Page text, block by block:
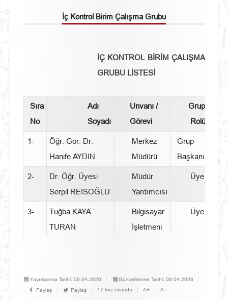
İç Kontrol Birim Çalışma Grubu
İÇ KONTROL BİRİM ÇALIŞMA
GRUBU LİSTESİ
Sıra
No
Adı
Soyadı
Unvanı /
Görevi
Gruptaki
Rolü
1-
Öğr. Gör. Dr.
Hanife AYDIN
Merkez
Müdürü
Grup
Başkanı
2-
Dr. Öğr. Üyesi
Serpil REİSOĞLU
Müdür
Yardımcısı
Üye
3-
Tuğba KAYA
TURAN
Bilgisayar
İşletmeni
Üye
Yayınlanma Tarihi: 09.04.2026 Güncellenme Tarihi: 09.04.2026
Paylaş
Paylaş 17 kez okundu A+ A-